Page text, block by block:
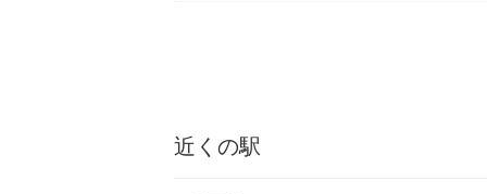
近くの駅